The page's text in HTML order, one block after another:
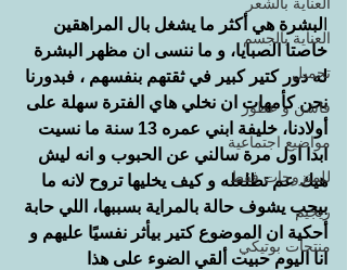
العناية بالجسم
تجميل
فاشن و عطور
مواضيع اجتماعية
للمتزوجات فقط
ريجيم
منتجات بوتيكي
لبشرة هي أكثر ما يشغل بال المراهقين
خاصتا الصبايا، و ما ننسى ان مظهر البشرة
له دور كتير كبير في ثقتهم بنفسهم ، فبدورنا
نحن كأمهات ان نخلي هاي الفترة سهلة على
أولادنا، خليفة ابني عمره 13 سنة ما نسيت
ابدا اول مرة سالني عن الحبوب و انه ليش
هيك عم تطلعله و كيف يخليها تروح لانه ما
بيحب يشوف حالة بالمراية بسببها، اللي حابة
أحكية ان الموضوع كتير بيأثر نفسيًا عليهم و
انا اليوم حبيت ألقي الضوء على هذا